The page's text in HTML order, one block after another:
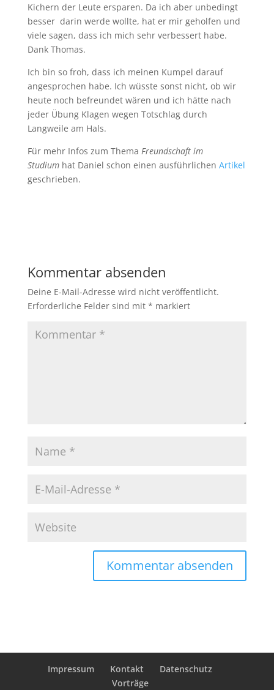
Kichern der Leute ersparen. Da ich aber unbedingt
besser darin werde wollte, hat er mir geholfen und
viele sagen, dass ich mich sehr verbessert habe.
Dank Thomas.
Ich bin so froh, dass ich meinen Kumpel darauf
angesprochen habe. Ich wüsste sonst nicht, ob wir
heute noch befreundet wären und ich hätte nach
jeder Übung Klagen wegen Totschlag durch
Langweile am Hals.
Für mehr Infos zum Thema Freundschaft im
Studium hat Daniel schon einen ausführlichen Artikel
geschrieben.
Kommentar absenden
Deine E-Mail-Adresse wird nicht veröffentlicht.
Erforderliche Felder sind mit * markiert
Impressum Kontakt
Datenschutz
Vorträge